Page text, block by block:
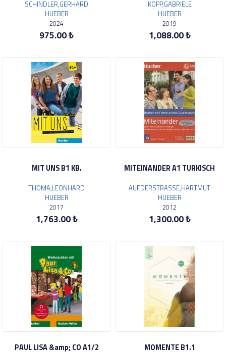
SCHINDLER,GERHARD
HUEBER
2024
975.00 ₺
KOPP,GABRIELE
HUEBER
2019
1,088.00 ₺
MIT UNS B1 KB.
THOMA,LEONHARD
HUEBER
2017
1,763.00 ₺
MITEINANDER A1 TURKISCH
AUFDERSTRASSE,HARTMUT
HUEBER
2012
1,300.00 ₺
PAUL LISA &amp; CO A1/2
MOMENTE B1.1